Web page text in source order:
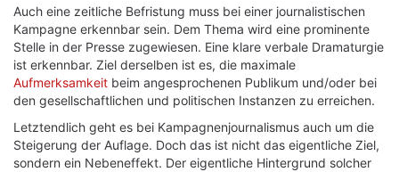
Auch eine zeitliche Befristung muss bei einer journalistischen
Kampagne erkennbar sein. Dem Thema wird eine prominente
Stelle in der Presse zugewiesen. Eine klare verbale Dramaturgie
ist erkennbar. Ziel derselben ist es, die maximale
Aufmerksamkeit beim angesprochenen Publikum und/oder bei
den gesellschaftlichen und politischen Instanzen zu erreichen.
Letztendlich geht es bei Kampagnenjournalismus auch um die
Steigerung der Auflage. Doch das ist nicht das eigentliche Ziel,
sondern ein Nebeneffekt. Der eigentliche Hintergrund solcher